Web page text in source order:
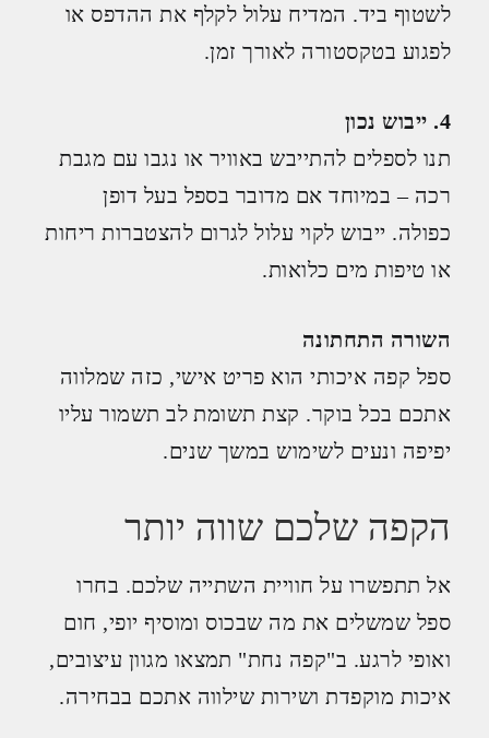
לשטוף ביד. המדיח עלול לקלף את ההדפס או
לפגוע בטקסטורה לאורך זמן.
תנו לספלים להתייבש באוויר או נגבו עם מגבת
רכה – במיוחד אם מדובר בספל בעל דופן
כפולה. ייבוש לקוי עלול לגרום להצטברות ריחות
או טיפות מים כלואות.
השורה התחתונה
ספל קפה איכותי הוא פריט אישי, כזה שמלווה
אתכם בכל בוקר. קצת תשומת לב תשמור עליו
יפיפה ונעים לשימוש במשך שנים.
הקפה שלכם שווה יותר
אל תתפשרו על חוויית השתייה שלכם. בחרו
ספל שמשלים את מה שבכוס ומוסיף יופי, חום
ואופי לרגע. ב"קפה נחת" תמצאו מגוון עיצובים,
איכות מוקפדת ושירות שילווה אתכם בבחירה.